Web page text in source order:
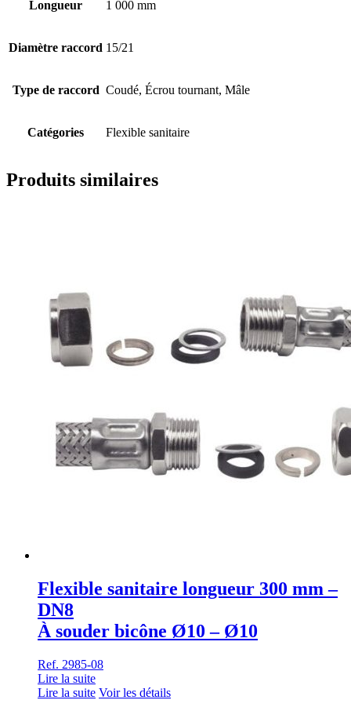
Longueur 1 000 mm
Diamètre raccord 15/21
Type de raccord Coudé, Écrou tournant, Mâle
Catégories Flexible sanitaire
Produits similaires
Flexible sanitaire longueur 300 mm –
DN8
À souder bicône Ø10 – Ø10
Ref. 2985-08
Lire la suite
Lire la suite Voir les détails